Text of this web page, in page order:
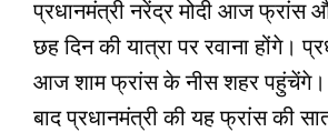
प्रधानमंत्री नरेंद्र मोदी आज फ्रांस
छह दिन की यात्रा पर रवाना होंगे।
आज शाम फ्रांस के नीस शहर पहुंचेंगे।
बाद प्रधानमंत्री की यह फ्रांस की